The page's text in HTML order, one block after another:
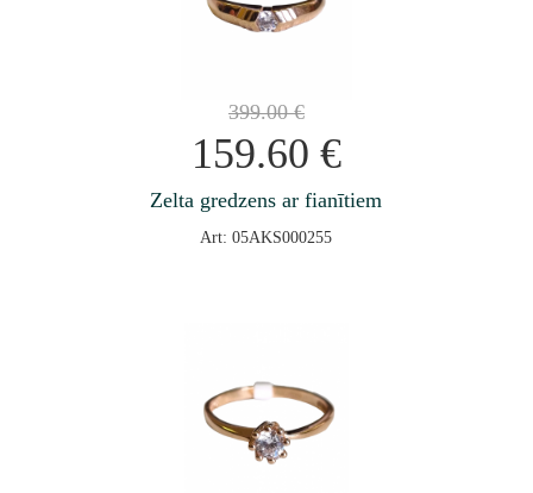
399.00€
159.60 €
Zelta gredzens ar fianītiem
Art: 05AKS000255